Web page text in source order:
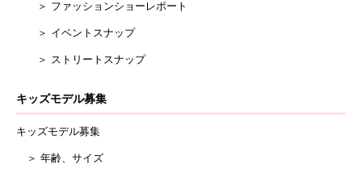
＞ ファッションショーレポート
＞ イベントスナップ
＞ ストリートスナップ
キッズモデル募集
キッズモデル募集
＞ 年齢、サイズ